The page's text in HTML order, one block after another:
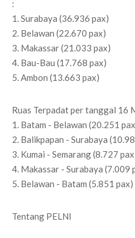
:
1. Surabaya (36.936 pax)
2. Belawan (22.670 pax)
3. Makassar (21.033 pax)
4. Bau-Bau (17.768 pax)
5. Ambon (13.663 pax)
Ruas Terpadat per tanggal 16
1. Batam - Belawan (20.251
2. Balikpapan - Surabaya
3. Kumai - Semarang (8.727
4. Makassar - Surabaya (7.009
5. Belawan - Batam (5.851 pax)
Tentang PELNI